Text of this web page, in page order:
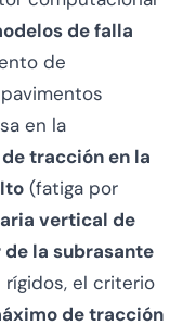
de falla
de
en la
tracción en la
(fatiga por
vertical de
la subrasante
rígidos, el criterio
de tracción